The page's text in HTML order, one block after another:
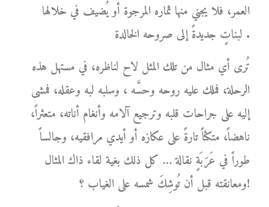
العمر، فلا يجني منها ثماره المرجوة أو يُضيف في خلالها
لبناتٍ جديدةً إلى صروحه الخالدة .
تُرى أي مثال من تلك المثل لاح لناظره، في مستهل هذه
الرحلة، فملك عليه روحه وحسَّه ، وسلبه لبه وعقله، فمشى
إليه على جراحات قلبه وترجيع آلامه وأنغام أناته، متعثراً،
ناهضاً، متكئاً تارةً على عكازه أو أيدي مرافقيه، وجالساً
طوراً في عَرَبَةٍ نقالة … كل ذلك بغية لقاء ذاك المثال
ومعانقته قبل أن تُوشِكَ شمسه على الغياب ؟!